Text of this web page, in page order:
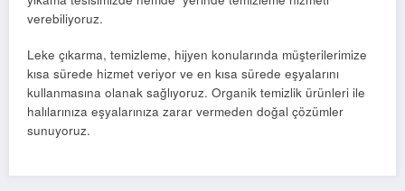
verebiliyoruz.
Leke çıkarma, temizleme, hijyen konularında müşterilerimize
kısa sürede hizmet veriyor ve en kısa sürede eşyalarını
kullanmasına olanak sağlıyoruz. Organik temizlik ürünleri ile
halılarınıza eşyalarınıza zarar vermeden doğal çözümler
sunuyoruz.